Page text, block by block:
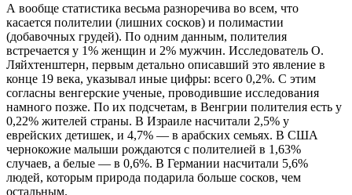
А вообще статистика весьма разноречива во всем, что
касается полителии (лишних сосков) и полимастии
(добавочных грудей). По одним данным, полителия
встречается у 1% женщин и 2% мужчин. Исследователь О.
Ляйхтенштерн, первым детально описавший это явление в
конце 19 века, указывал иные цифры: всего 0,2%. С этим
согласны венгерские ученые, проводившие исследования
намного позже. По их подсчетам, в Венгрии полителия есть у
0,22% жителей страны. В Израиле насчитали 2,5% у
еврейских детишек, и 4,7% — в арабских семьях. В США
чернокожие малыши рождаются с полителией в 1,63%
случаев, а белые — в 0,6%. В Германии насчитали 5,6%
людей, которым природа подарила больше сосков, чем
остальным.